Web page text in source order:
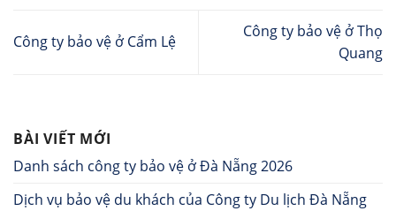
Công ty bảo vệ ở Cẩm Lệ
Công ty bảo vệ ở Thọ
Quang
BÀI VIẾT MỚI
Danh sách công ty bảo vệ ở Đà Nẵng 2026
Dịch vụ bảo vệ du khách của Công ty Du lịch Đà Nẵng